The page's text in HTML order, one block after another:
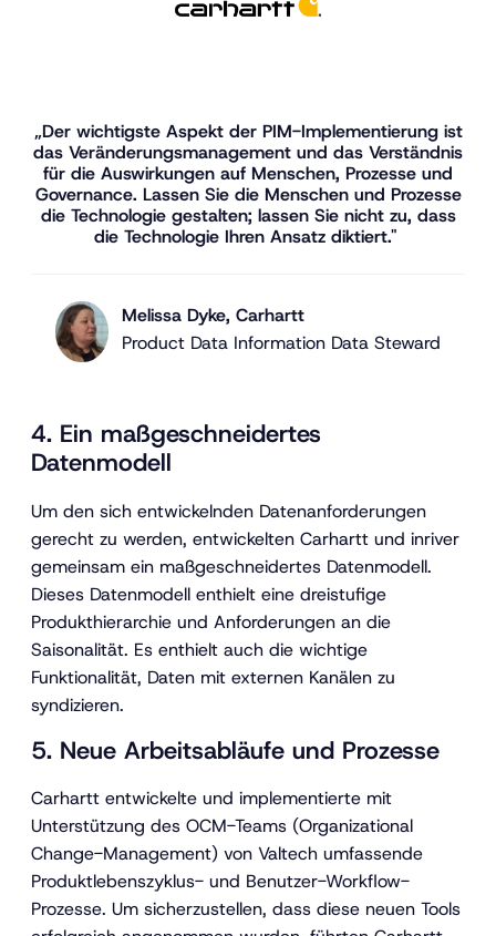
„Der wichtigste Aspekt der PIM-Implementierung ist
das Veränderungsmanagement und das Verständnis
für die Auswirkungen auf Menschen, Prozesse und
Governance. Lassen Sie die Menschen und Prozesse
die Technologie gestalten; lassen Sie nicht zu, dass
die Technologie Ihren Ansatz diktiert."
Melissa Dyke, Carhartt
Product Data Information Data Steward
4. Ein maßgeschneidertes
Datenmodell
Um den sich entwickelnden Datenanforderungen
gerecht zu werden, entwickelten Carhartt und inriver
gemeinsam ein maßgeschneidertes Datenmodell.
Dieses Datenmodell enthielt eine dreistufige
Produkthierarchie und Anforderungen an die
Saisonalität. Es enthielt auch die wichtige
Funktionalität, Daten mit externen Kanälen zu
syndizieren.
5. Neue Arbeitsabläufe und Prozesse
Carhartt entwickelte und implementierte mit
Unterstützung des OCM-Teams (Organizational
Change-Management) von Valtech umfassende
Produktlebenszyklus- und Benutzer-Workflow-
Prozesse. Um sicherzustellen, dass diese neuen Tools